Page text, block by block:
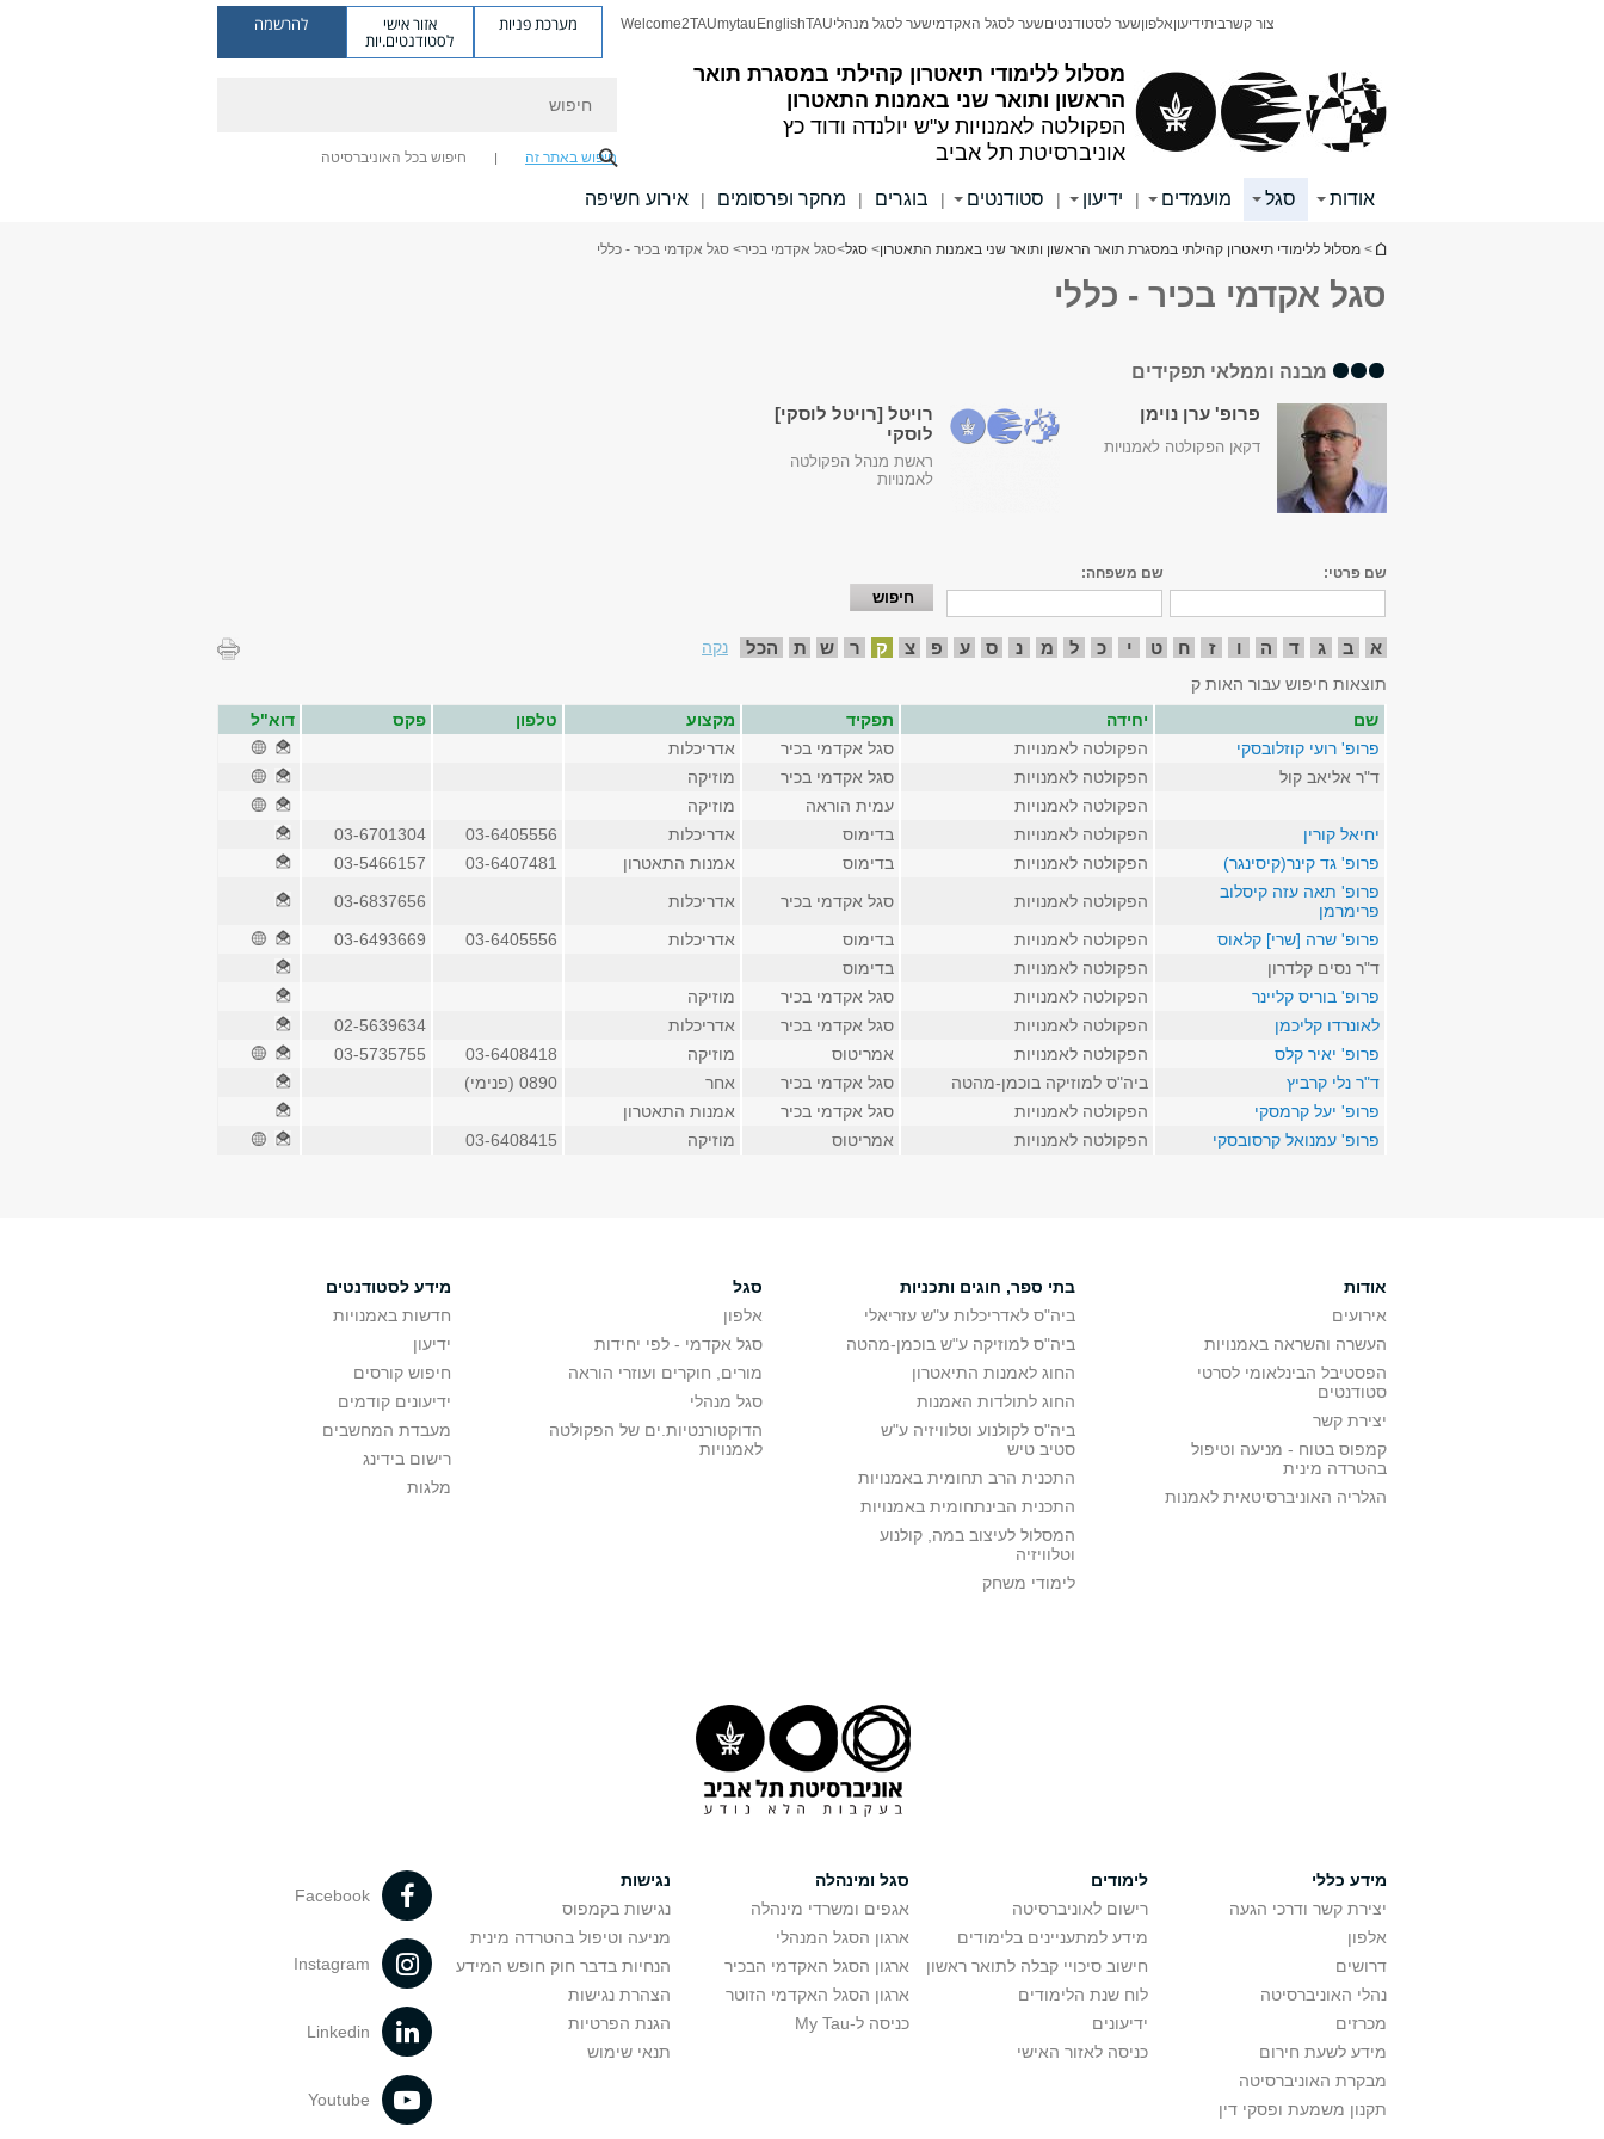
מסלול ללימודי תיאטרון קהילתי במסגרת תואר
הראשון ותואר שני באמנות התאטרון
הפקולטה לאמנויות ע"ש יולנדה ודוד כץ
אוניברסיטת תל אביב
צור קשרביתידיעוןאלפוןשער לסטודנטיםשער לסגל האקדמישער לסגל מנהליTAU
English
mytau
Welcome2TAU מערכת פניות אזור אישי
לסטודנטים.יות
להרשמה
חיפוש באתר זה חיפוש בכל האוניברסיטה
אודות סגל מועמדים | ידיעון | סטודנטים | בוגרים | מחקר ופרסומים | אירוע חשיפה
הינך נמצא כאן
> מסלול ללימודי תיאטרון קהילתי במסגרת תואר הראשון ותואר שני באמנות התאטרון> סגל>סגל אקדמי בכיר> סגל אקדמי בכיר - כללי
סגל אקדמי בכיר - כללי
מבנה וממלאי תפקידים
פרופ' ערן נוימן
דקאן הפקולטה לאמנויות
רויטל [רויטל לוסקי]
לוסקי
ראשת מנהל הפקולטה
לאמנויות
שם פרטי: שם משפחה:
א ב ג ד ה ו ז ח ט י כ ל מ נ ס ע פ צ ק ר ש ת הכל
נקה
תוצאות חיפוש עבור האות ק
שם
יחידה תפקיד מקצוע טלפון פקס
דוא"ל
פרופ' רועי קוזלובסקי
הפקולטה לאמנויות סגל אקדמי בכיר
אדריכלות
ד"ר אליאב קול
הפקולטה לאמנויות סגל אקדמי בכיר
מוזיקה
הפקולטה לאמנויות
עמית הוראה
מוזיקה
יחיאל קורין
הפקולטה לאמנויות בדימוס אדריכלות 03-6405556
03-6701304
פרופ' גד קינר(קיסינגר)
הפקולטה לאמנויות בדימוס אמנות התאטרון 03-6407481
03-5466157
פרופ' תאה עזה קיסלוב
פרימרמן
הפקולטה לאמנויות סגל אקדמי בכיר אדריכלות
03-6837656
פרופ' שרה [שרי] קלאוס
הפקולטה לאמנויות בדימוס אדריכלות 03-6405556
03-6493669
ד"ר נסים קלדרון
הפקולטה לאמנויות
בדימוס
פרופ' בוריס קליינר
הפקולטה לאמנויות סגל אקדמי בכיר
מוזיקה
לאונרדו קליכמן
הפקולטה לאמנויות סגל אקדמי בכיר אדריכלות
02-5639634
פרופ' יאיר קלס
הפקולטה לאמנויות אמריטוס מוזיקה 03-6408418
03-5735755
ד"ר נלי קרביץ
ביה"ס למוזיקה בוכמן-מהטה סגל אקדמי בכיר אחר
0890 (פנימי)
פרופ' יעל קרמסקי
הפקולטה לאמנויות סגל אקדמי בכיר
אמנות התאטרון
פרופ' עמנואל קרסובסקי
הפקולטה לאמנויות אמריטוס מוזיקה 03-6408415
אודות
אירועים
העשרה והשראה באמנויות
הפסטיבל הבינלאומי לסרטי
סטודנטים
יצירת קשר
קמפוס בטוח - מניעה וטיפול
בהטרדה מינית
הגלריה האוניברסיטאית לאמנות
בתי ספר, חוגים ותכניות
ביה"ס לאדריכלות ע"ש עזריאלי
ביה"ס למוזיקה ע"ש בוכמן-מהטה
החוג לאמנות התיאטרון
החוג לתולדות האמנות
ביה"ס לקולנוע וטלוויזיה ע"ש
סטיב טיש
התכנית הרב תחומית באמנויות
התכנית הבינתחומית באמנויות
המסלול לעיצוב במה, קולנוע
וטלוויזיה
לימודי משחק
סגל
אלפון
סגל אקדמי - לפי יחידות
מורים, חוקרים ועוזרי הוראה
סגל מנהלי
הדוקטורנטיות.ים של הפקולטה
לאמנויות
מידע לסטודנטים
חדשות באמנויות
ידיעון
חיפוש קורסים
ידיעונים קודמים
מעבדת המחשבים
רישום בידינג
מלגות
מידע כללי
יצירת קשר ודרכי הגעה
אלפון
דרושים
נהלי האוניברסיטה
מכרזים
מידע לשעת חירום
מבקרת האוניברסיטה
תקנון משמעת ופסקי דין
לימודים
רישום לאוניברסיטה
מידע למתעניינים בלימודים
חישוב סיכויי קבלה לתואר ראשון
לוח שנת הלימודים
ידיעונים
כניסה לאזור האישי
סגל ומינהלה
אגפים ומשרדי מינהלה
ארגון הסגל המנהלי
ארגון הסגל האקדמי הבכיר
ארגון הסגל האקדמי הזוטר
כניסה ל-My Tau
נגישות
נגישות בקמפוס
מניעה וטיפול בהטרדה מינית
הנחיות בדבר חוק חופש המידע
הצהרת נגישות
הגנת הפרטיות
תנאי שימוש
Facebook
Instagram
Linkedin
Youtube